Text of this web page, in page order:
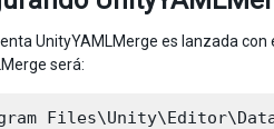
UnityYAMLMerge es lanzada
será: